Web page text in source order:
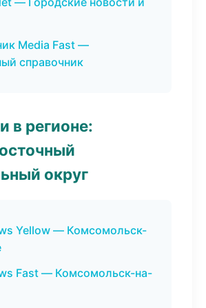
Media Fast —
справочник
в регионе:
округ
Yellow — Комсомольск-
Fast — Комсомольск-на-